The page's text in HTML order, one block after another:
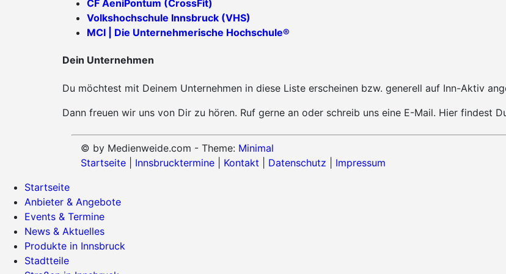
CF AeniPontum (CrossFit)
Volkshochschule Innsbruck (VHS)
MCI | Die Unternehmerische Hochschule®
Dein Unternehmen
Du möchtest mit Deinem Unternehmen in diese Liste erscheinen bzw. generell auf Inn-Aktiv
Dann freuen wir uns von Dir zu hören. Ruf gerne an oder schreib uns eine E-Mail. Hier findest
© by Medienweide.com - Theme: Minimal
Startseite
Innsbrucktermine Kontakt Datenschutz
Impressum
Startseite
Anbieter & Angebote
Events & Termine
News & Aktuelles
Produkte in Innsbruck
Stadtteile